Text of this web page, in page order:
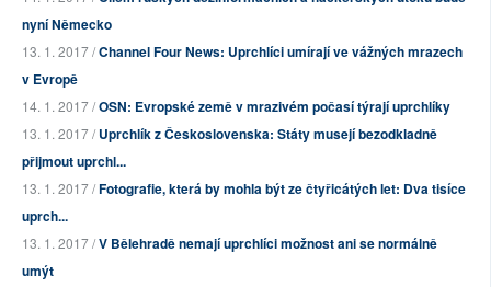
nyní Německo
13. 1. 2017 /Channel Four News: Uprchlíci umírají ve vážných mrazech
v Evropě
14. 1. 2017 /OSN: Evropské země v mrazivém počasí týrají uprchlíky
13. 1. 2017 /Uprchlík z Československa: Státy musejí bezodkladně
přijmout uprchl...
13. 1. 2017 /Fotografie, která by mohla být ze čtyřicátých let: Dva tisíce
uprch...
13. 1. 2017 /V Bělehradě nemají uprchlíci možnost ani se normálně
umýt